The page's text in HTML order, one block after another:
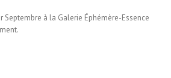
Septembre à la Galerie Éphémère-Essence